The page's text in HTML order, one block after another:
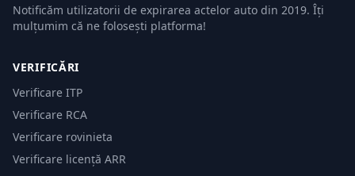
Notificăm utilizatorii de expirarea actelor auto din 2019. Îți
mulțumim că ne folosești platforma!
VERIFICĂRI
Verificare ITP
Verificare RCA
Verificare rovinieta
Verificare licență ARR